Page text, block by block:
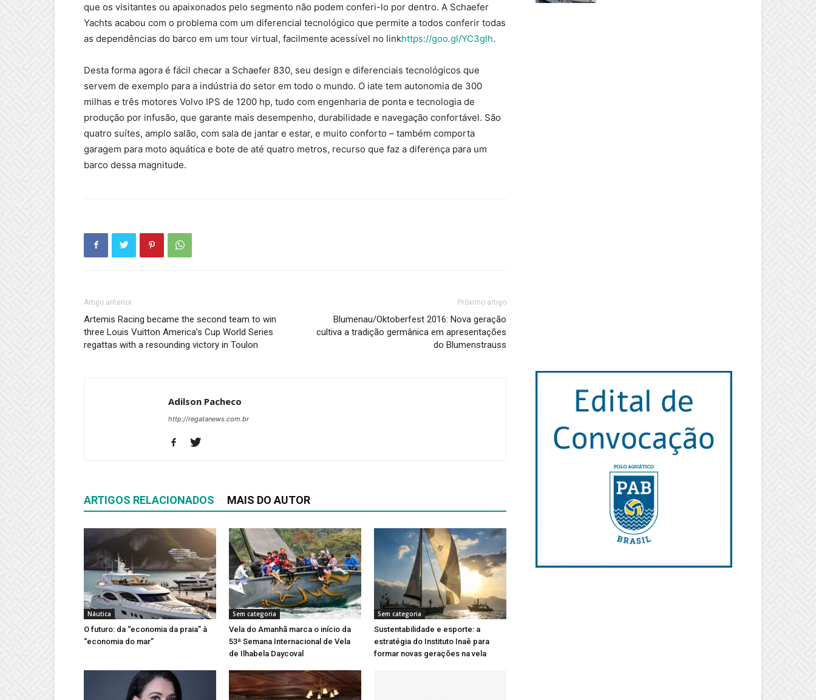
que os visitantes ou apaixonados pelo segmento não podem conferi-lo por dentro. A Schaefer
Yachts acabou com o problema com um diferencial tecnológico que permite a todos conferir todas
as dependências do barco em um tour virtual, facilmente acessível no linkhttps://goo.gl/YC3glh.
Desta forma agora é fácil checar a Schaefer 830, seu design e diferenciais tecnológicos que
servem de exemplo para a indústria do setor em todo o mundo. O iate tem autonomia de 300
milhas e três motores Volvo IPS de 1200 hp, tudo com engenharia de ponta e tecnologia de
produção por infusão, que garante mais desempenho, durabilidade e navegação confortável. São
quatro suítes, amplo salão, com sala de jantar e estar, e muito conforto – também comporta
garagem para moto aquática e bote de até quatro metros, recurso que faz a diferença para um
barco dessa magnitude. ​
Artigo anterior
Artemis Racing became the second team to win
three Louis Vuitton America’s Cup World Series
regattas with a resounding victory in Toulon
Próximo artigo
Blumenau/Oktoberfest 2016: Nova geração
cultiva a tradição germânica em apresentações
do Blumenstrauss
Adilson Pacheco
http://regatanews.com.br
ARTIGOS RELACIONADOS MAIS DO AUTOR
Náutica
O futuro: da “economia da praia” à
“economia do mar”
Sem categoria
Vela do Amanhã marca o início da
53ª Semana Internacional de Vela
de Ilhabela Daycoval
Sem categoria
Sustentabilidade e esporte: a
estratégia do Instituto Inaê para
formar novas gerações na vela